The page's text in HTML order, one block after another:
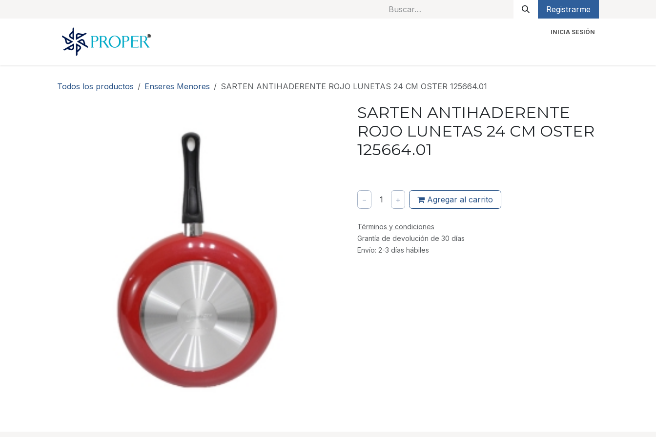
Registrarme
INICIA SESIÓN
Todos los productos Enseres Menores SARTEN ANTIHADERENTE ROJO LUNETAS 24 CM OSTER 125664.01
SARTEN ANTIHADERENTE
ROJO LUNETAS 24 CM OSTER
125664.01
− 1 + Agregar al carrito
Términos y condiciones
Grantía de devolución de 30 días
Envío: 2-3 días hábiles